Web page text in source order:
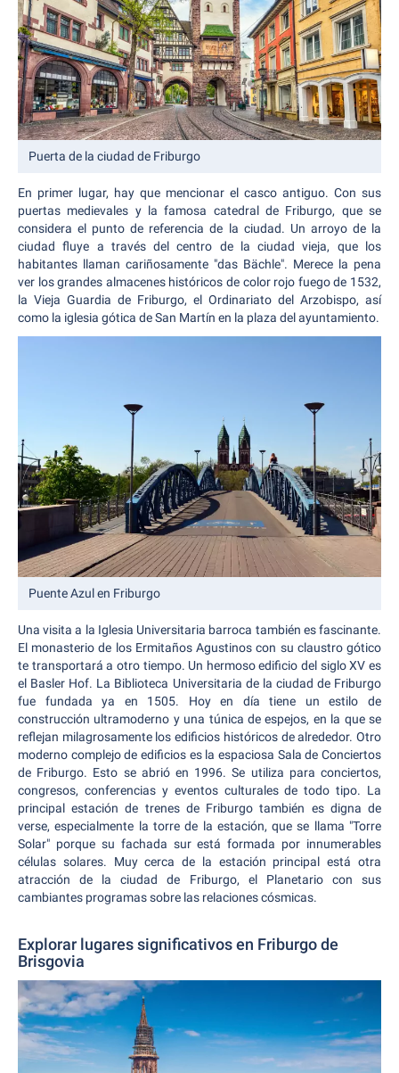
Puerta de la ciudad de Friburgo
En primer lugar, hay que mencionar el casco antiguo. Con sus
puertas medievales y la famosa catedral de Friburgo, que se
considera el punto de referencia de la ciudad. Un arroyo de la
ciudad fluye a través del centro de la ciudad vieja, que los
habitantes llaman cariñosamente "das Bächle". Merece la pena
ver los grandes almacenes históricos de color rojo fuego de 1532,
la Vieja Guardia de Friburgo, el Ordinariato del Arzobispo, así
como la iglesia gótica de San Martín en la plaza del ayuntamiento.
Puente Azul en Friburgo
Una visita a la Iglesia Universitaria barroca también es fascinante.
El monasterio de los Ermitaños Agustinos con su claustro gótico
te transportará a otro tiempo. Un hermoso edificio del siglo XV es
el Basler Hof. La Biblioteca Universitaria de la ciudad de Friburgo
fue fundada ya en 1505. Hoy en día tiene un estilo de
construcción ultramoderno y una túnica de espejos, en la que se
reflejan milagrosamente los edificios históricos de alrededor. Otro
moderno complejo de edificios es la espaciosa Sala de Conciertos
de Friburgo. Esto se abrió en 1996. Se utiliza para conciertos,
congresos, conferencias y eventos culturales de todo tipo. La
principal estación de trenes de Friburgo también es digna de
verse, especialmente la torre de la estación, que se llama "Torre
Solar" porque su fachada sur está formada por innumerables
células solares. Muy cerca de la estación principal está otra
atracción de la ciudad de Friburgo, el Planetario con sus
cambiantes programas sobre las relaciones cósmicas.
Explorar lugares significativos en Friburgo de
Brisgovia